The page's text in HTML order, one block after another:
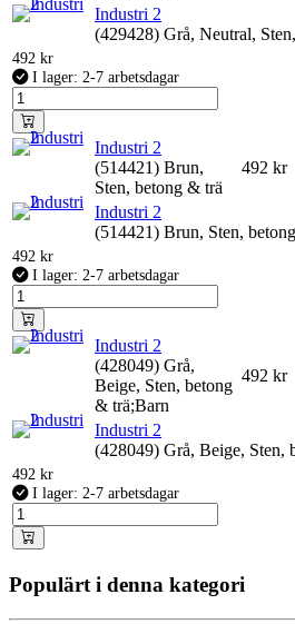
Industri 2
(429428) Grå, Neutral,
492 kr
I lager: 2-7 arbetsdagar
Industri 2
(514421) Brun,
Sten, betong & trä
492 kr
Industri 2
(514421) Brun, Sten,
492 kr
I lager: 2-7 arbetsdagar
Industri 2
(428049) Grå,
Beige, Sten, betong
& trä;Barn
492 kr
Industri 2
(428049) Grå, Beige, Sten,
492 kr
I lager: 2-7 arbetsdagar
Populärt i denna kategori